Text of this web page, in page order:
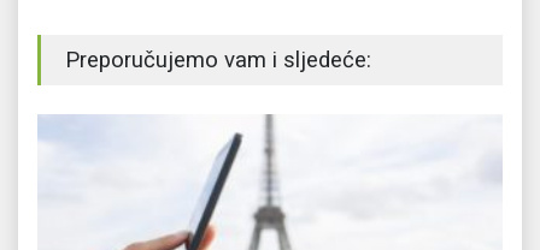
Preporučujemo vam i sljedeće: